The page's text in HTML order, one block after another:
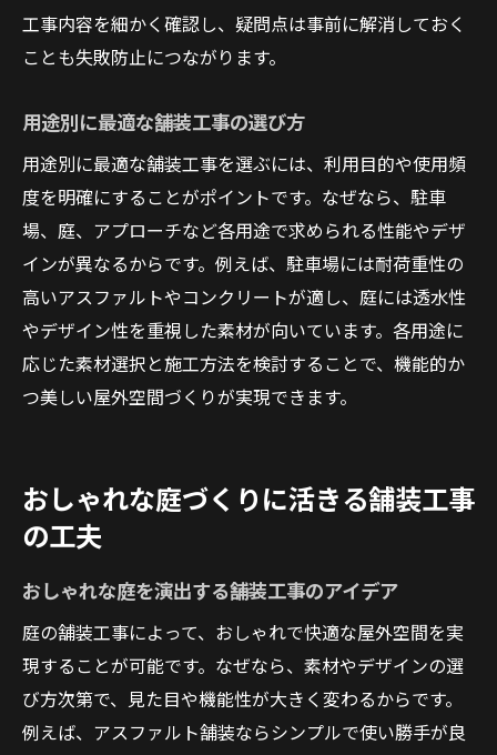
工事内容を細かく確認し、疑問点は事前に解消しておく
ことも失敗防止につながります。
用途別に最適な舗装工事の選び方
用途別に最適な舗装工事を選ぶには、利用目的や使用頻
度を明確にすることがポイントです。なぜなら、駐車
場、庭、アプローチなど各用途で求められる性能やデザ
インが異なるからです。例えば、駐車場には耐荷重性の
高いアスファルトやコンクリートが適し、庭には透水性
やデザイン性を重視した素材が向いています。各用途に
応じた素材選択と施工方法を検討することで、機能的か
つ美しい屋外空間づくりが実現できます。
おしゃれな庭づくりに活きる舗装工事
の工夫
おしゃれな庭を演出する舗装工事のアイデア
庭の舗装工事によって、おしゃれで快適な屋外空間を実
現することが可能です。なぜなら、素材やデザインの選
び方次第で、見た目や機能性が大きく変わるからです。
例えば、アスファルト舗装ならシンプルで使い勝手が良